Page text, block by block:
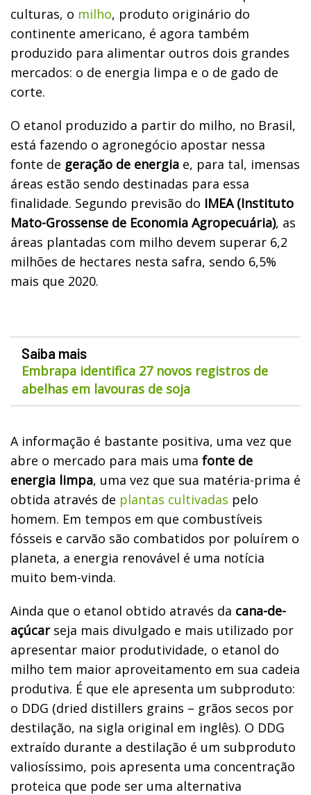
culturas, o milho, produto originário do
continente americano, é agora também
produzido para alimentar outros dois grandes
mercados: o de energia limpa e o de gado de
corte.
O etanol produzido a partir do milho, no Brasil,
está fazendo o agronegócio apostar nessa
fonte de geração de energia e, para tal, imensas
áreas estão sendo destinadas para essa
finalidade. Segundo previsão do IMEA (Instituto
Mato-Grossense de Economia Agropecuária), as
áreas plantadas com milho devem superar 6,2
milhões de hectares nesta safra, sendo 6,5%
mais que 2020.
Saiba mais
Embrapa identifica 27 novos registros de
abelhas em lavouras de soja
A informação é bastante positiva, uma vez que
abre o mercado para mais uma fonte de
energia limpa, uma vez que sua matéria-prima é
obtida através de plantas cultivadas pelo
homem. Em tempos em que combustíveis
fósseis e carvão são combatidos por poluírem o
planeta, a energia renovável é uma notícia
muito bem-vinda.
Ainda que o etanol obtido através da cana-de-
açúcarseja mais divulgado e mais utilizado por
apresentar maior produtividade, o etanol do
milho tem maior aproveitamento em sua cadeia
produtiva. É que ele apresenta um subproduto:
o DDG (dried distillers grains – grãos secos por
destilação, na sigla original em inglês). O DDG
extraído durante a destilação é um subproduto
valiosíssimo, pois apresenta uma concentração
proteica que pode ser uma alternativa